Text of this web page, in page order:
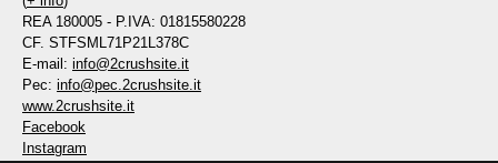
REA 180005 - P.IVA: 01815580228
CF. STFSML71P21L378C
E-mail: info@2crushsite.it
Pec: info@pec.2crushsite.it
www.2crushsite.it
Facebook
Instagram